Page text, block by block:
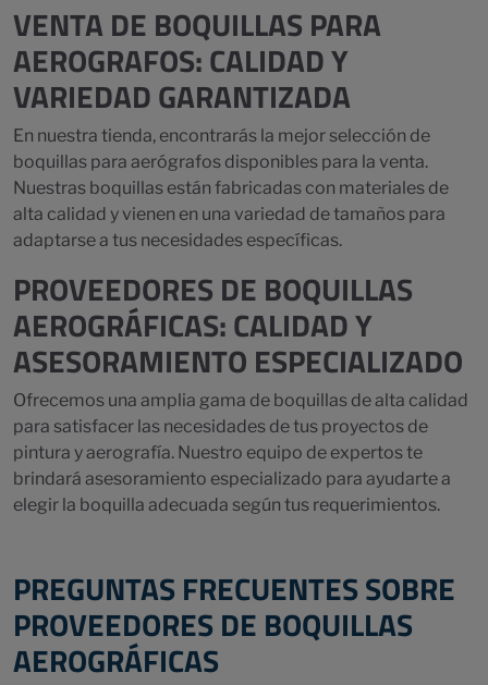
VENTA DE BOQUILLAS PARA
AEROGRAFOS: CALIDAD Y
VARIEDAD GARANTIZADA
En nuestra tienda, encontrarás la mejor selección de
boquillas para aerógrafos disponibles para la venta.
Nuestras boquillas están fabricadas con materiales de
alta calidad y vienen en una variedad de tamaños para
adaptarse a tus necesidades específicas.
PROVEEDORES DE BOQUILLAS
AEROGRÁFICAS: CALIDAD Y
ASESORAMIENTO ESPECIALIZADO
Ofrecemos una amplia gama de boquillas de alta calidad
para satisfacer las necesidades de tus proyectos de
pintura y aerografía. Nuestro equipo de expertos te
brindará asesoramiento especializado para ayudarte a
elegir la boquilla adecuada según tus requerimientos.
PREGUNTAS FRECUENTES SOBRE
PROVEEDORES DE BOQUILLAS
AEROGRÁFICAS